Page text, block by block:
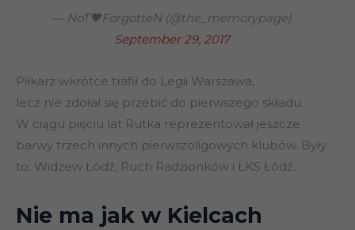
— NoT🖤ForgotteN (@the_memorypage)
September 29, 2017
Piłkarz wkrótce trafił do Legii Warszawa,
lecz nie zdołał się przebić do pierwszego składu.
W ciągu pięciu lat Rutka reprezentował jeszcze
barwy trzech innych pierwszoligowych klubów. Były
to: Widzew Łódź, Ruch Radzionków i ŁKS Łódź.
Nie ma jak w Kielcach